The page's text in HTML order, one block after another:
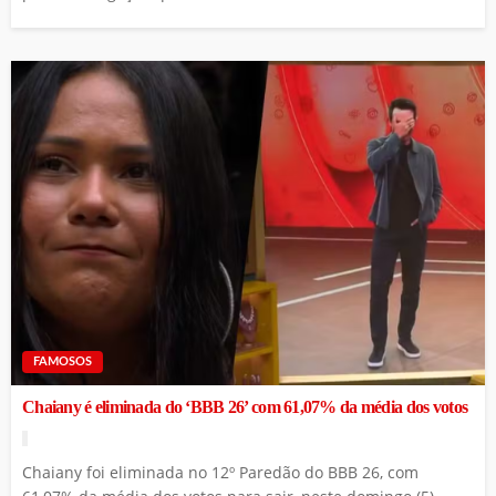
FAMOSOS
Chaiany é eliminada do ‘BBB 26’ com 61,07% da média dos votos
Chaiany foi eliminada no 12º Paredão do BBB 26, com